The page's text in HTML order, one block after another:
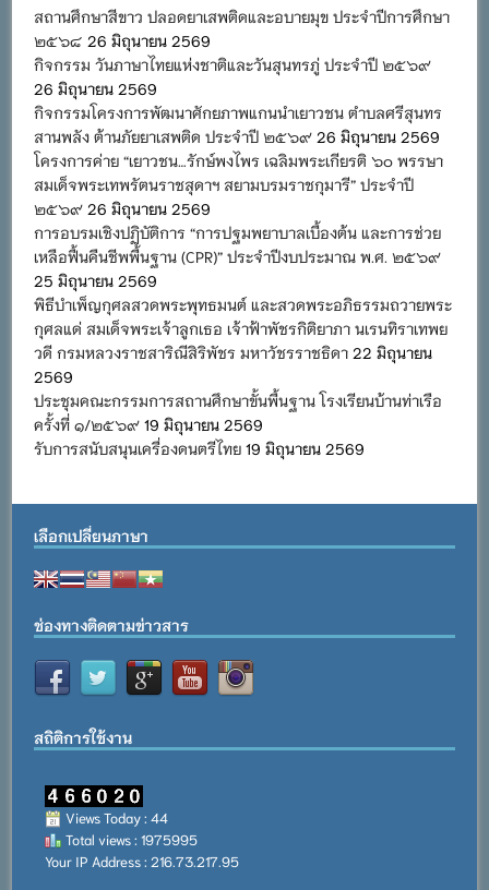
สถานศึกษาสีขาว ปลอดยาเสพติดและอบายมุข ประจำปีการศึกษา
๒๕๖๘ 26 มิถุนายน 2569
กิจกรรม วันภาษาไทยแห่งชาติและวันสุนทรภู่ ประจำปี ๒๕๖๙
26 มิถุนายน 2569
กิจกรรมโครงการพัฒนาศักยภาพแกนนำเยาวชน ตำบลศรีสุนทร
สานพลัง ต้านภัยยาเสพติด ประจำปี ๒๕๖๙ 26 มิถุนายน 2569
โครงการค่าย “เยาวชน…รักษ์พงไพร เฉลิมพระเกียรติ ๖๐ พรรษา
สมเด็จพระเทพรัตนราชสุดาฯ สยามบรมราชกุมารี” ประจำปี
๒๕๖๙ 26 มิถุนายน 2569
การอบรมเชิงปฏิบัติการ “การปฐมพยาบาลเบื้องต้น และการช่วย
เหลือฟื้นคืนชีพพื้นฐาน (CPR)” ประจำปีงบประมาณ พ.ศ. ๒๕๖๙
25 มิถุนายน 2569
พิธีบำเพ็ญกุศลสวดพระพุทธมนต์ และสวดพระอภิธรรมถวายพระ
กุศลแด่ สมเด็จพระเจ้าลูกเธอ เจ้าฟ้าพัชรกิติยาภา นเรนทิราเทพย
วดี กรมหลวงราชสาริณีสิริพัชร มหาวัชรราชธิดา 22 มิถุนายน
2569
ประชุมคณะกรรมการสถานศึกษาขั้นพื้นฐาน โรงเรียนบ้านท่าเรือ
ครั้งที่ ๑/๒๕๖๙ 19 มิถุนายน 2569
รับการสนับสนุนเครื่องดนตรีไทย 19 มิถุนายน 2569
เลือกเปลี่ยนภาษา
ช่องทางติดตามข่าวสาร
สถิติการใช้งาน
Views Today : 44
Total views : 1975995
Your IP Address : 216.73.217.95